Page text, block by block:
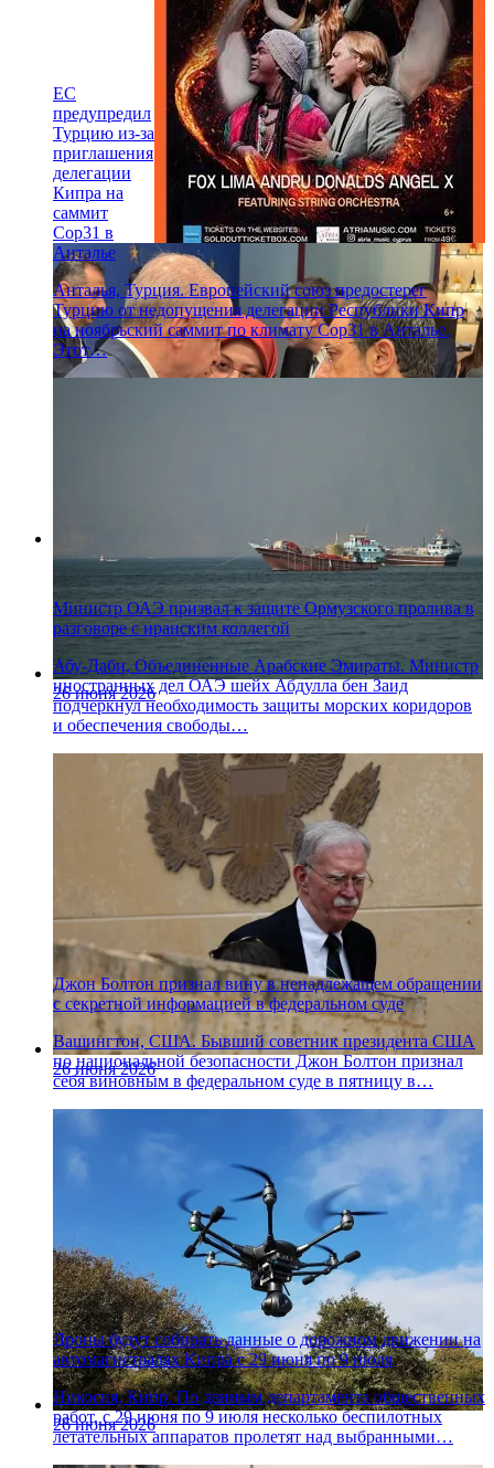
26 июня 2026
ЕС
предупредил
Турцию из-за
приглашения
делегации
Кипра на
саммит
Cop31 в
Анталье
Анталья, Турция. Европейский союз предостерег
Турцию от недопущения делегации Республики Кипр
на ноябрьский саммит по климату Cop31 в Анталье.
Этот…
26 июня 2026
Министр ОАЭ призвал к защите Ормузского пролива в
разговоре с иранским коллегой
Абу-Даби, Объединенные Арабские Эмираты. Министр
иностранных дел ОАЭ шейх Абдулла бен Заид
подчеркнул необходимость защиты морских коридоров
и обеспечения свободы…
26 июня 2026
Джон Болтон признал вину в ненадлежащем обращении
с секретной информацией в федеральном суде
Вашингтон, США. Бывший советник президента США
по национальной безопасности Джон Болтон признал
себя виновным в федеральном суде в пятницу в…
26 июня 2026
Дроны будут собирать данные о дорожном движении на
автомагистралях Кипра с 29 июня по 9 июля
Никосия, Кипр. По данным департамента общественных
работ, с 29 июня по 9 июля несколько беспилотных
летательных аппаратов пролетят над выбранными…